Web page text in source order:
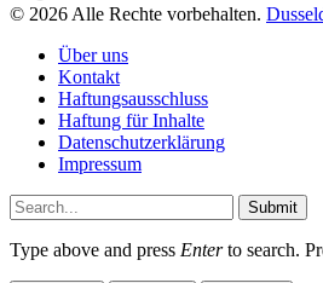
© 2026 Alle Rechte vorbehalten.
Über uns
Kontakt
Haftungsausschluss
Haftung für Inhalte
Datenschutzerklärung
Impressum
Submit
Type above and press Enterto search.